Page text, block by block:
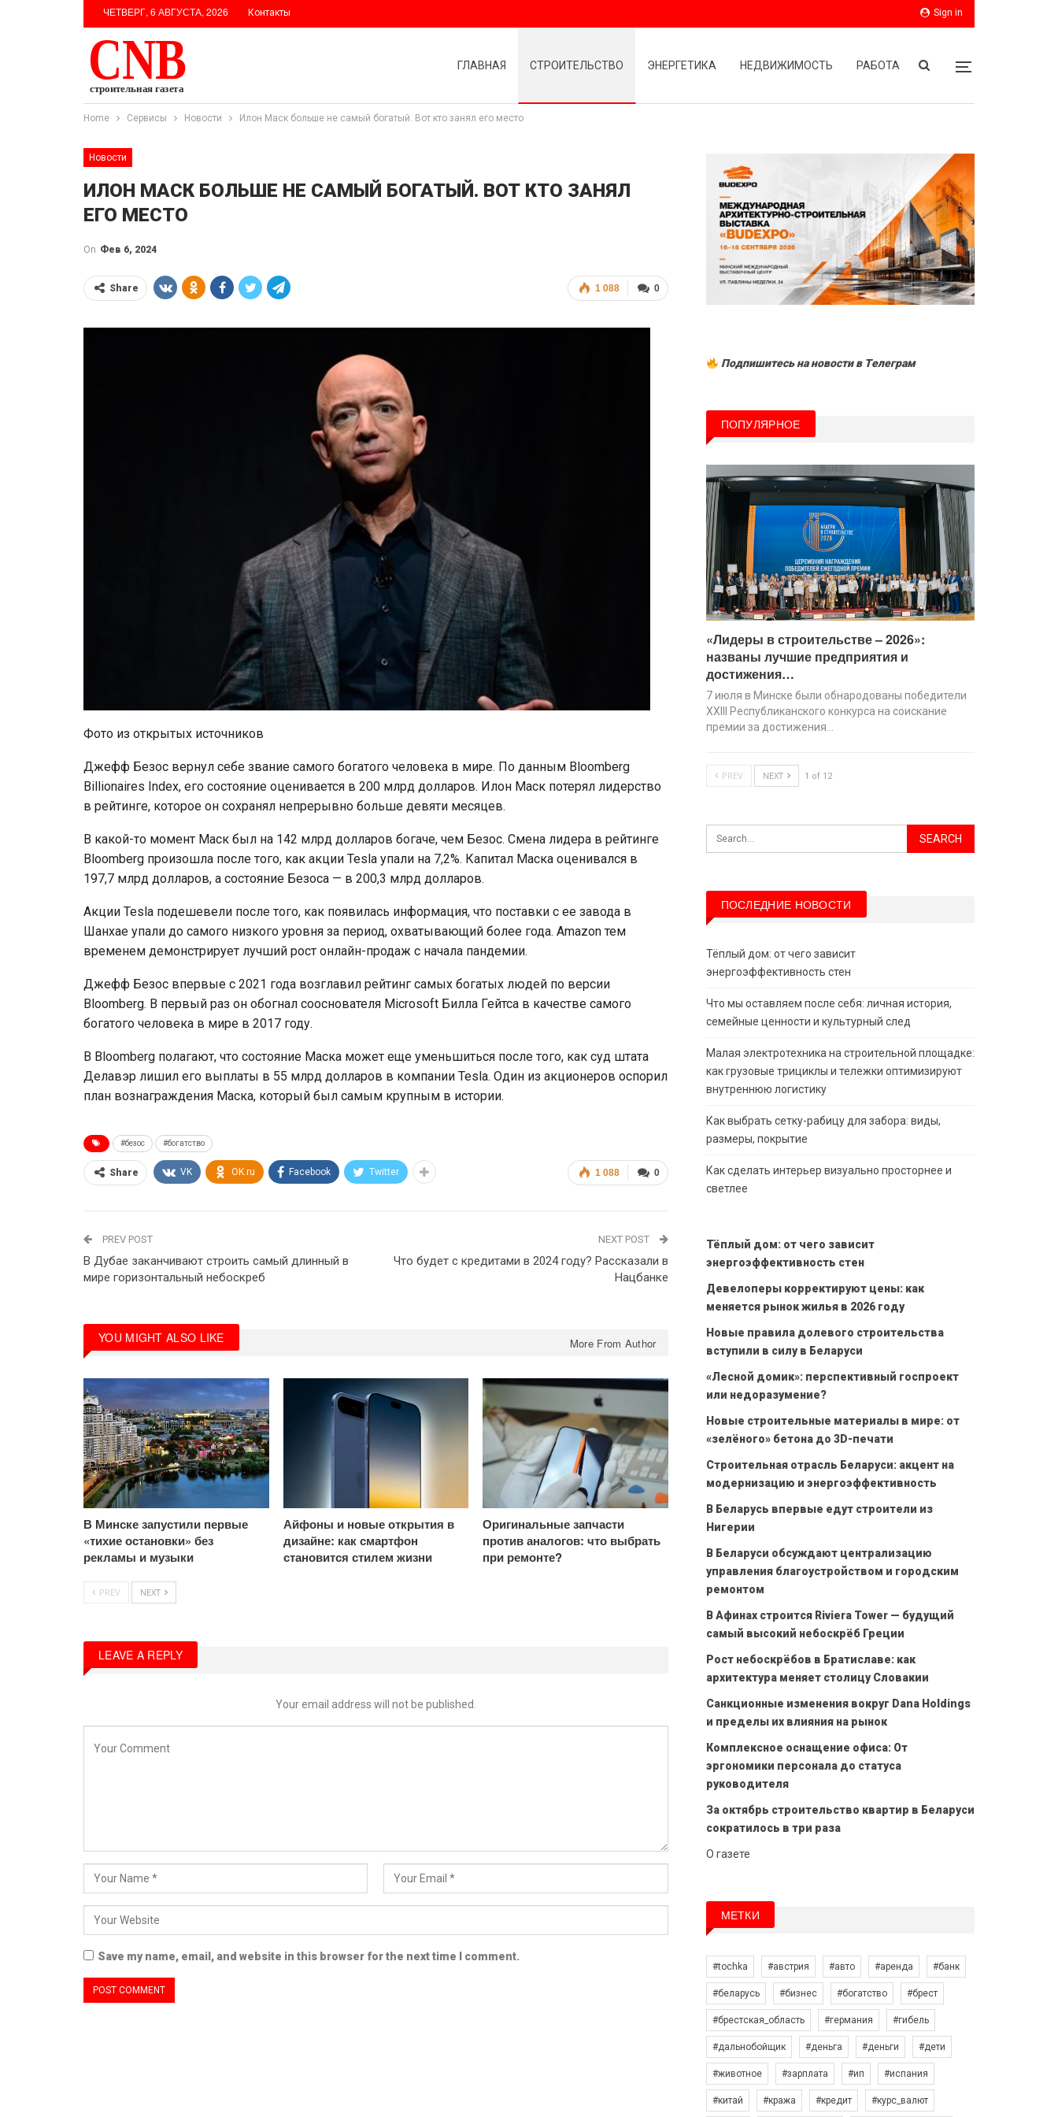
Sign in
ЧЕТВЕРГ, 6 АВГУСТА, 2026 Контакты
ГЛАВНАЯ СТРОИТЕЛЬСТВО ЭНЕРГЕТИКА НЕДВИЖИМОСТЬ РАБОТА
Home Сервисы Новости Илон Маск больше не самый богатый. Вот кто занял его место
Новости
ИЛОН МАСК БОЛЬШЕ НЕ САМЫЙ БОГАТЫЙ. ВОТ КТО ЗАНЯЛ
ЕГО МЕСТО
On Фев 6, 2024
0
1 088
Share
Фото из открытых источников
Джефф Безос вернул себе звание самого богатого человека в мире. По данным Bloomberg
Billionaires Index, его состояние оценивается в 200 млрд долларов. Илон Маск потерял лидерство
в рейтинге, которое он сохранял непрерывно больше девяти месяцев.
В какой-то момент Маск был на 142 млрд долларов богаче, чем Безос. Смена лидера в рейтинге
Bloomberg произошла после того, как акции Tesla упали на 7,2%. Капитал Маска оценивался в
197,7 млрд долларов, а состояние Безоса — в 200,3 млрд долларов.
Акции Tesla подешевели после того, как появилась информация, что поставки с ее завода в
Шанхае упали до самого низкого уровня за период, охватывающий более года. Amazon тем
временем демонстрирует лучший рост онлайн-продаж с начала пандемии.
Джефф Безос впервые с 2021 года возглавил рейтинг самых богатых людей по версии
Bloomberg. В первый раз он обогнал сооснователя Microsoft Билла Гейтса в качестве самого
богатого человека в мире в 2017 году.
В Bloomberg полагают, что состояние Маска может еще уменьшиться после того, как суд штата
Делавэр лишил его выплаты в 55 млрд долларов в компании Tesla. Один из акционеров оспорил
план вознаграждения Маска, который был самым крупным в истории.
#безос #богатство
0
1 088
Share VK OK.ru Facebook Twitter
PREV POST
В Дубае заканчивают строить самый длинный в
мире горизонтальный небоскреб
NEXT POST
Что будет с кредитами в 2024 году? Рассказали в
Нацбанке
YOU MIGHT ALSO LIKE More From Author
В Минске запустили первые
«тихие остановки» без
рекламы и музыки
Айфоны и новые открытия в
дизайне: как смартфон
становится стилем жизни
Оригинальные запчасти
против аналогов: что выбрать
при ремонте?
PREV NEXT
LEAVE A REPLY
Your email address will not be published.
Save my name, email, and website in this browser for the next time I comment.
Подпишитесь на новости в Tелеграм
ПОПУЛЯРНОЕ
«Лидеры в строительстве – 2026»:
названы лучшие предприятия и
достижения…
7 июля в Минске были обнародованы победители
XХIII Республиканского конкурса на соискание
премии за достижения…
PREV NEXT 1 of 12
ПОСЛЕДНИЕ НОВОСТИ
Тёплый дом: от чего зависит
энергоэффективность стен
Что мы оставляем после себя: личная история,
семейные ценности и культурный след
Малая электротехника на строительной площадке:
как грузовые трициклы и тележки оптимизируют
внутреннюю логистику
Как выбрать сетку-рабицу для забора: виды,
размеры, покрытие
Как сделать интерьер визуально просторнее и
светлее
Тёплый дом: от чего зависит
энергоэффективность стен
Девелоперы корректируют цены: как
меняется рынок жилья в 2026 году
Новые правила долевого строительства
вступили в силу в Беларуси
«Лесной домик»: перспективный госпроект
или недоразумение?
Новые строительные материалы в мире: от
«зелёного» бетона до 3D-печати
Строительная отрасль Беларуси: акцент на
модернизацию и энергоэффективность
В Беларусь впервые едут строители из
Нигерии
В Беларуси обсуждают централизацию
управления благоустройством и городским
ремонтом
В Афинах строится Riviera Tower — будущий
самый высокий небоскрёб Греции
Рост небоскрёбов в Братиславе: как
архитектура меняет столицу Словакии
Санкционные изменения вокруг Dana Holdings
и пределы их влияния на рынок
Комплексное оснащение офиса: От
эргономики персонала до статуса
руководителя
За октябрь строительство квартир в Беларуси
сократилось в три раза
О газете
МЕТКИ
#tochka #австрия #авто #аренда #банк
#беларусь #бизнес #богатство #брест
#брестская_область #германия #гибель
#дальнобойщик #деньга #деньги #дети
#животное #зарплата #ип #испания
#китай #кража #кредит #курс_валют